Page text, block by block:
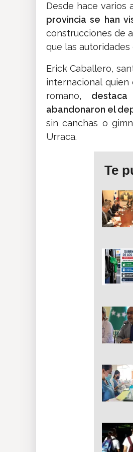
Desde hace varios
provincia se han
construcciones de
que las
Erick Caballero,
internacional
romano, destaca
abandonaron el
sin canchas o
Urraca.
Te